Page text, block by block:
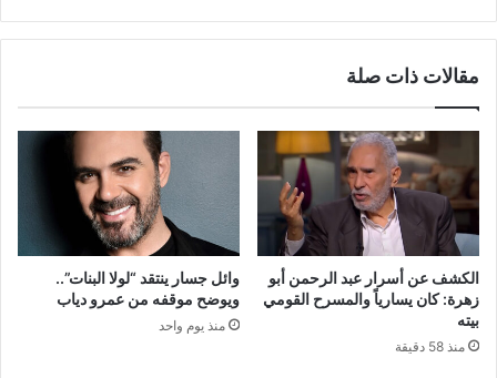
مقالات ذات صلة
الكشف عن أسرار عبد الرحمن أبو
زهرة: كان يسارياً والمسرح القومي
بيته
منذ 58 دقيقة
وائل جسار ينتقد “لولا البنات”..
ويوضح موقفه من عمرو دياب
منذ يوم واحد